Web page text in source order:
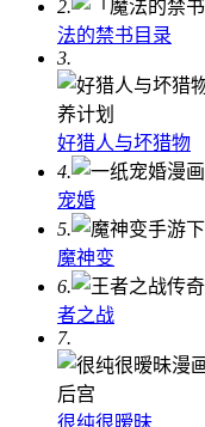
2.
法的禁书目录
3.
好猎人与坏猎物
4.
宠婚
5.
魔神变
6.
者之战
7.
很纯很暧昧